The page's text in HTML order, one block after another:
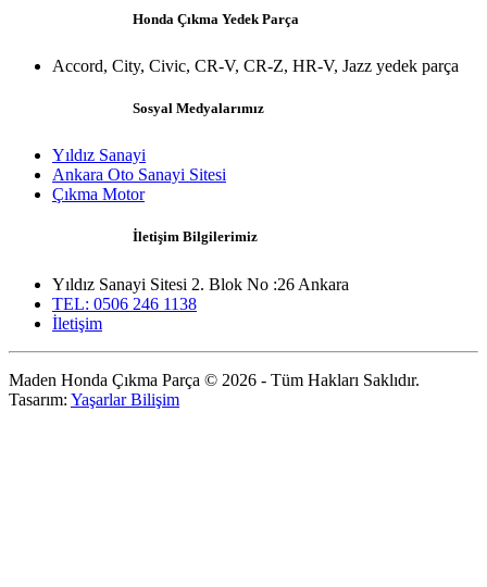
Honda Çıkma Yedek Parça
Accord, City, Civic, CR-V, CR-Z, HR-V, Jazz yedek parça
Sosyal Medyalarımız
Yıldız Sanayi
Ankara Oto Sanayi Sitesi
Çıkma Motor
İletişim Bilgilerimiz
Yıldız Sanayi Sitesi 2. Blok No :26 Ankara
TEL: 0506 246 1138
İletişim
Maden Honda Çıkma Parça © 2026 - Tüm Hakları Saklıdır.
Tasarım: Yaşarlar Bilişim